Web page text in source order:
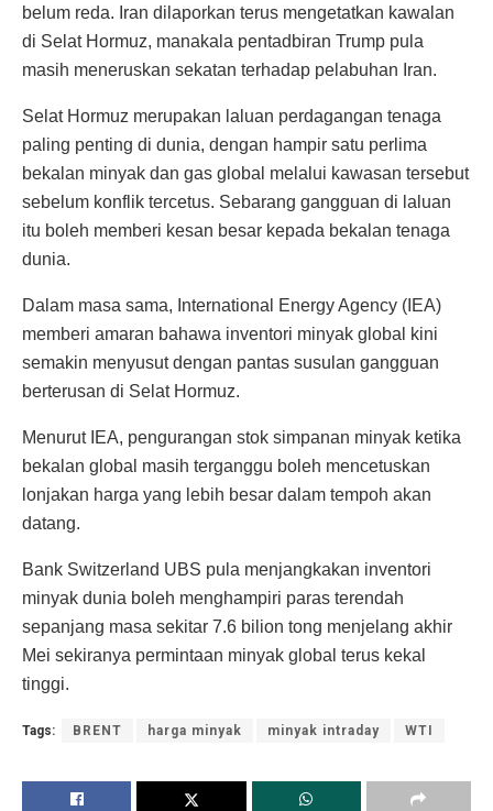
belum reda. Iran dilaporkan terus mengetatkan kawalan
di Selat Hormuz, manakala pentadbiran Trump pula
masih meneruskan sekatan terhadap pelabuhan Iran.
Selat Hormuz merupakan laluan perdagangan tenaga
paling penting di dunia, dengan hampir satu perlima
bekalan minyak dan gas global melalui kawasan tersebut
sebelum konflik tercetus. Sebarang gangguan di laluan
itu boleh memberi kesan besar kepada bekalan tenaga
dunia.
Dalam masa sama, International Energy Agency (IEA)
memberi amaran bahawa inventori minyak global kini
semakin menyusut dengan pantas susulan gangguan
berterusan di Selat Hormuz.
Menurut IEA, pengurangan stok simpanan minyak ketika
bekalan global masih terganggu boleh mencetuskan
lonjakan harga yang lebih besar dalam tempoh akan
datang.
Bank Switzerland UBS pula menjangkakan inventori
minyak dunia boleh menghampiri paras terendah
sepanjang masa sekitar 7.6 bilion tong menjelang akhir
Mei sekiranya permintaan minyak global terus kekal
tinggi.
Tags: BRENT harga minyak minyak intraday WTI